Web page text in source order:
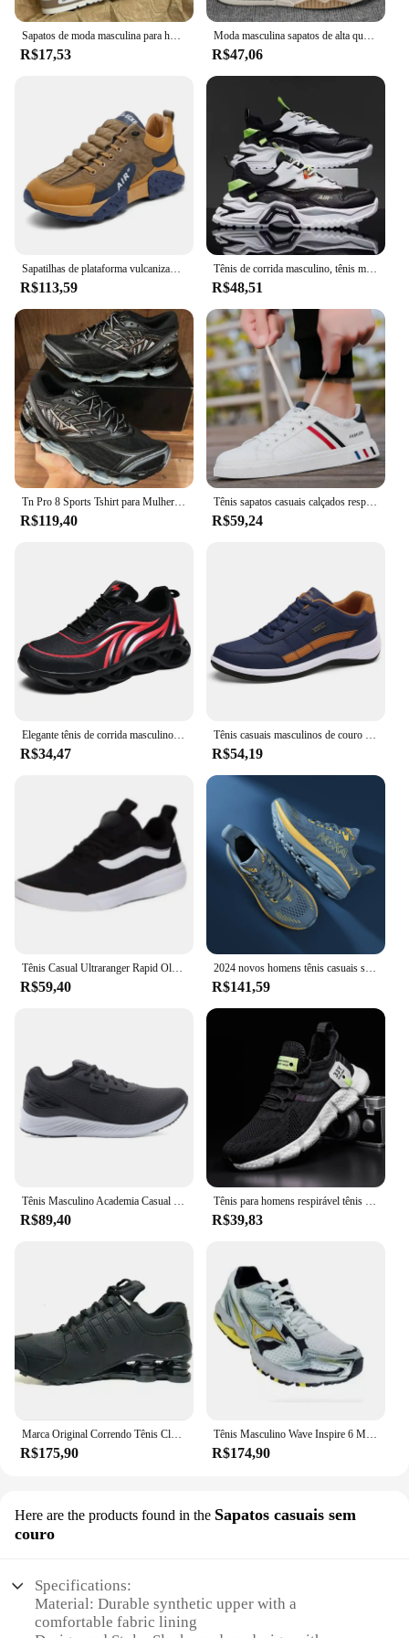
Sapatos de moda masculina para homens novos sapatos de skate plataforma tênis casuais tendência design retalhos malha sapatos masculinos tenis masculino
R$17,53
Moda masculina sapatos de alta qualidade tênis plataforma malha sapatos casuais ao ar livre confortável sola macia tênis masculino
R$47,06
Sapatilhas de plataforma vulcanizada masculina, tênis de corrida casual masculino, tamanho grande 45 46, quente, novo, 2021
R$113,59
Tênis de corrida masculino, tênis masculino, tênis masculino, baloncesto, alta qualidade, masculino, inverno, 2024
R$48,51
Tn Pro 8 Sports Tshirt para Mulheres, Masculino e Feminino
R$119,40
Tênis sapatos casuais calçados respiráveis plana rendas até sapatos de viagem brancos para homens tênis masculino tamanho grande 46
R$59,24
Elegante tênis de corrida masculino chama impresso tênis de malha lâmina amortecida tênis de corrida leve tenis masculino
R$34,47
Tênis casuais masculinos de couro PU, tênis respirável, calçado antiderrapante, calçado vulcanizado, tendência masculina, lazer
R$54,19
Tênis Casual Ultraranger Rapid Old Várias Cores Confortável Academia Feminino & Masculino Envio Imediato Frete Gratuito
R$59,40
2024 novos homens tênis casuais sapatos masculinos tênis de luxo treinador placa carbono leve tênis corrida para homem tenis masculino
R$141,59
Tênis Masculino Academia Casual Treino Corrida Adulto Dia a Dia
R$89,40
Tênis para homens respirável tênis de corrida esporte verão 2023 novos tênis atléticos sapatos casuais marca feminina tenis masculino
R$39,83
Marca Original Correndo Tênis Clássicos, Nz, 4
R$175,90
Tênis Masculino Wave Inspire 6 Macio E Leve Premium
R$174,90
Here are the products found in the Sapatos casuais sem
couro
Specifications:
Material: Durable synthetic upper with a
comfortable fabric lining